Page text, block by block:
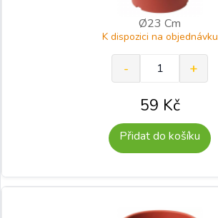
Ø23 Cm
K dispozici na objednávku
59 Kč
Přidat do košíku